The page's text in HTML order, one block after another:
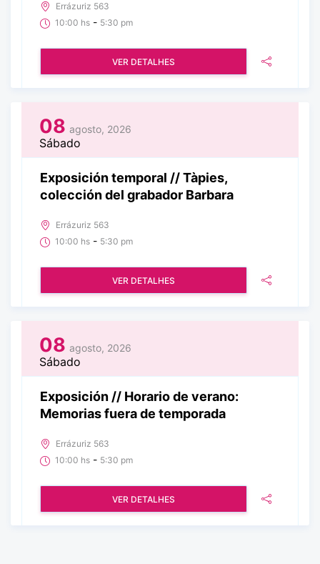
Errázuriz 563
10:00 hs - 5:30 pm
VER DETALHES
08 agosto, 2026
Sábado
Exposición temporal // Tàpies,
colección del grabador Barbara
Errázuriz 563
10:00 hs - 5:30 pm
VER DETALHES
08 agosto, 2026
Sábado
Exposición // Horario de verano:
Memorias fuera de temporada
Errázuriz 563
10:00 hs - 5:30 pm
VER DETALHES